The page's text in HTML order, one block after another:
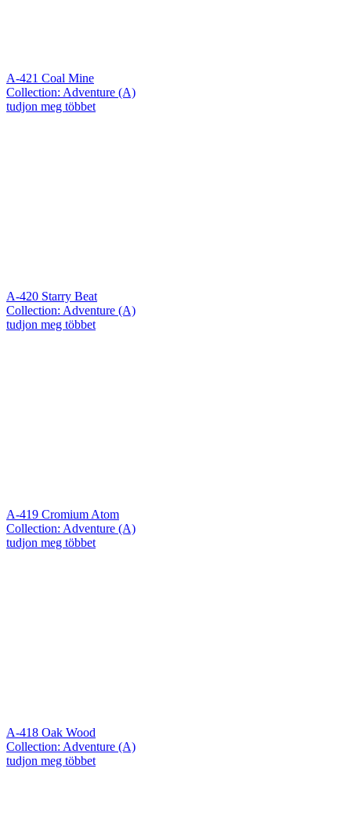
A-421 Coal Mine
Collection: Adventure (A)
tudjon meg többet
A-420 Starry Beat
Collection: Adventure (A)
tudjon meg többet
A-419 Cromium Atom
Collection: Adventure (A)
tudjon meg többet
A-418 Oak Wood
Collection: Adventure (A)
tudjon meg többet